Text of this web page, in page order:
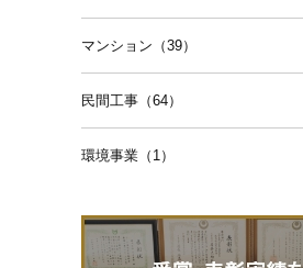
マンション（39）
民間工事（64）
環境事業（1）